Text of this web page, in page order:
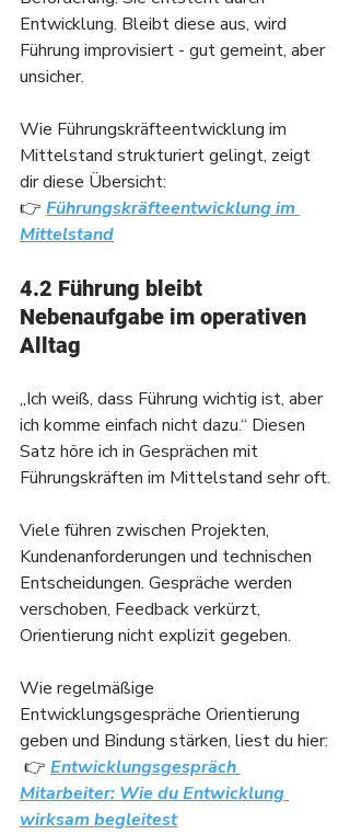
Entwicklung. Bleibt diese aus, wird
Führung improvisiert - gut gemeint, aber
unsicher.
Wie Führungskräfteentwicklung im
Mittelstand strukturiert gelingt, zeigt
dir diese Übersicht:
👉 Führungskräfteentwicklung im
Mittelstand
4.2 Führung bleibt
Nebenaufgabe im operativen
Alltag
„Ich weiß, dass Führung wichtig ist, aber
ich komme einfach nicht dazu.“ Diesen
Satz höre ich in Gesprächen mit
Führungskräften im Mittelstand sehr oft.
Viele führen zwischen Projekten,
Kundenanforderungen und technischen
Entscheidungen. Gespräche werden
verschoben, Feedback verkürzt,
Orientierung nicht explizit gegeben.
Wie regelmäßige
Entwicklungsgespräche Orientierung
geben und Bindung stärken, liest du hier:
👉 Entwicklungsgespräch
Mitarbeiter: Wie du Entwicklung
wirksam begleitest